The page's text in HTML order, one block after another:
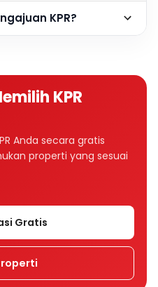
KPR?
KPR
Anda secara gratis
properti yang sesuai
Gratis